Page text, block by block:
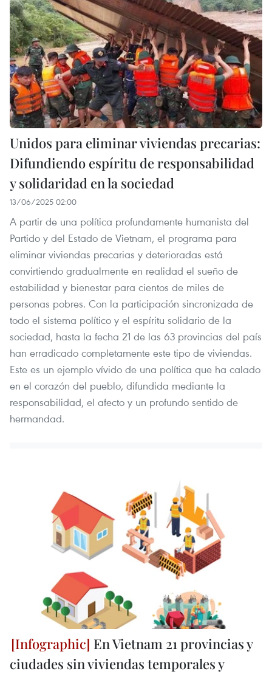
Unidos para eliminar viviendas precarias:
Difundiendo espíritu de responsabilidad
y solidaridad en la sociedad
13/06/2025 02:00
A partir de una política profundamente humanista del
Partido y del Estado de Vietnam, el programa para
eliminar viviendas precarias y deterioradas está
convirtiendo gradualmente en realidad el sueño de
estabilidad y bienestar para cientos de miles de
personas pobres. Con la participación sincronizada de
todo el sistema político y el espíritu solidario de la
sociedad, hasta la fecha 21 de las 63 provincias del país
han erradicado completamente este tipo de viviendas.
Este es un ejemplo vívido de una política que ha calado
en el corazón del pueblo, difundida mediante la
responsabilidad, el afecto y un profundo sentido de
hermandad.
En Vietnam 21 provincias y
ciudades sin viviendas temporales y